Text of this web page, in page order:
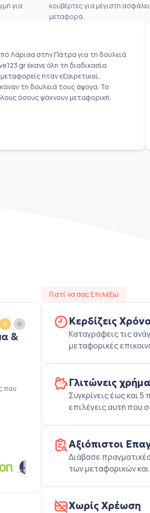
για
κουβέρτες για μέγιστη
μεταφορά.
Λάρισα στην Πάτρα για τη δουλειά
έκανε όλη τη διαδικασία
ήταν εξαιρετικοί,
τη δουλειά τους άψογα. Το
όσους ψάχνουν μεταφορική.
&
που
Γιατί να σας Επιλέξω
Κερδίζεις
Καταγράφεις τις
μεταφορικές
Γλιτώνεις
Συγκρίνεις έως και
επιλέγεις αυτή που
Αξιόπιστοι
Διάβασε
των μεταφορικών
Χωρίς Χρέωση